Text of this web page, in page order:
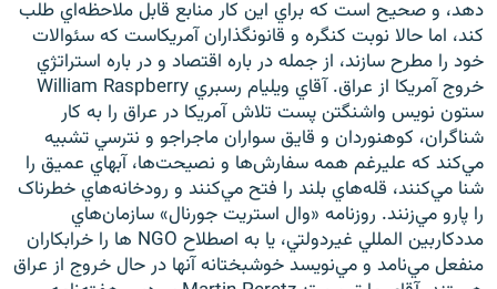
دهد، و صحيح است که براي اين کار منابع قابل ملاحظه‌اي طلب
کند، اما حالا نوبت کنگره و قانونگذاران آمريکاست که سئوالات
خود را مطرح سازند، از جمله در باره اقتصاد و در باره استراتژي
خروج آمريکا از عراق. آقاي ويليام رسبري William Raspberry
ستون نويس واشنگتن پست تلاش آمريکا در عراق را به کار
شناگران، کوهنوردان و قايق سواران ماجراجو و نترسي تشبيه
مي‌کند که عليرغم همه سفارش‌ها و نصيحت‌ها، آبهاي عميق را
شنا مي‌کنند، قله‌هاي بلند را فتح مي‌کنند و رودخانه‌هاي خطرناک
را پارو مي‌زنند. روزنامه «وال استريت جورنال» سازمان‌هاي
مددکاربين المللي غيردولتي، يا به اصطلاح NGO ها را خرابکاران
منفعل مي‌نامد و مي‌نويسد خوشبختانه آنها در حال خروج از عراق